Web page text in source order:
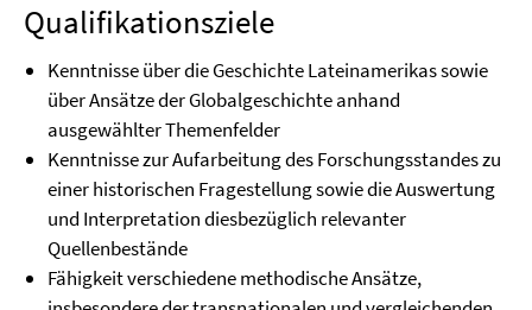
Qualifikationsziele
Kenntnisse über die Geschichte Lateinamerikas sowie
über Ansätze der Globalgeschichte anhand
ausgewählter Themenfelder
Kenntnisse zur Aufarbeitung des Forschungsstandes zu
einer historischen Fragestellung sowie die Auswertung
und Interpretation diesbezüglich relevanter
Quellenbestände
Fähigkeit verschiedene methodische Ansätze,